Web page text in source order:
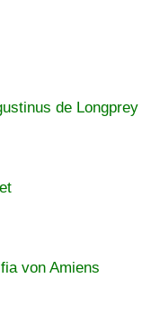
de Longprey
von Amiens